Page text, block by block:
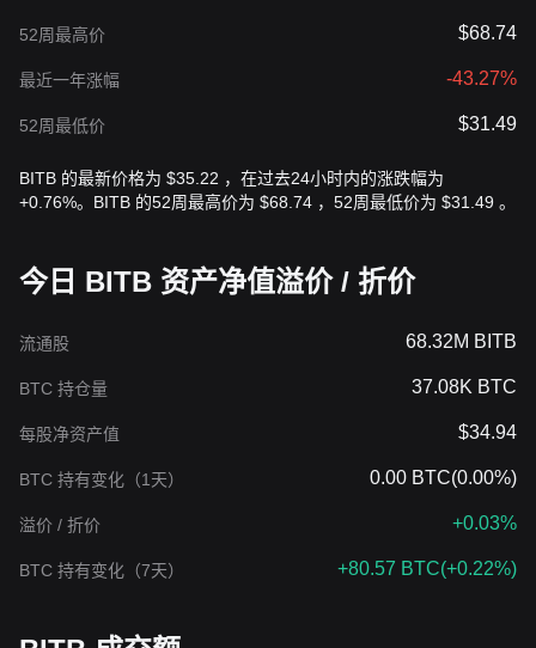
52周最高价 $68.74
最近一年涨幅 -43.27%
52周最低价 $31.49
BITB 的最新价格为 $35.22 ，在过去24小时内的涨跌幅为
+0.76%。BITB 的52周最高价为 $68.74 ，52周最低价为 $31.49 。
今日 BITB 资产净值溢价 / 折价
流通股 68.32M BITB
BTC 持仓量 37.08K BTC
每股净资产值 $34.94
BTC 持有变化（1天） 0.00 BTC(0.00%)
溢价 / 折价 +0.03%
BTC 持有变化（7天） +80.57 BTC(+0.22%)